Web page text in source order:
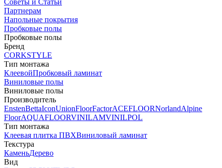
Советы и Статьи
Партнерам
Напольные покрытия
Пробковые полы
Пробковые полы
Бренд
CORKSTYLE
Тип монтажа
КлеевойПробковый ламинат
Виниловые полы
Виниловые полы
Производитель
EnstenBettaIconUnionFloorFactorACEFLOORNorlandAlpine
FloorAQUAFLOORVINILAMVINILPOL
Тип монтажа
Клеевая плитка ПВХВиниловый ламинат
Текстура
КаменьДерево
Вид